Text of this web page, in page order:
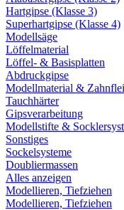
Hartgipse (Klasse 3)
Superhartgipse (Klasse 4)
Modellsäge
Löffelmaterial
Löffel- & Basisplatten
Abdruckgipse
Modellmaterial &
Tauchhärter
Gipsverarbeitung
Modellstifte &
Sonstiges
Sockelsysteme
Doubliermassen
Alles anzeigen
Modellieren, Tiefziehen
Modellieren, Tiefziehen